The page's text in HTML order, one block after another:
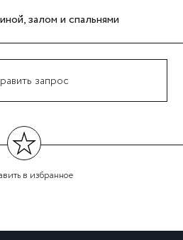
залом и спальнями
в избранное
запрос